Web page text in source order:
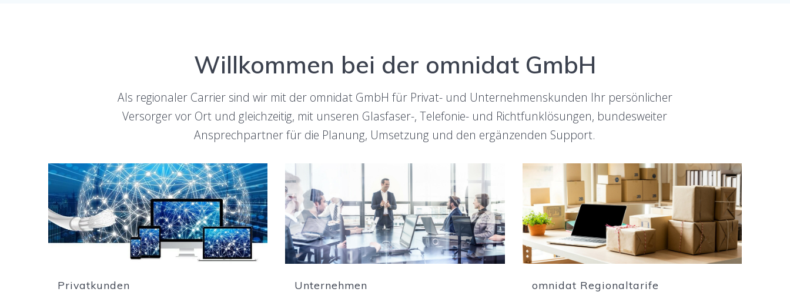
Willkommen bei der omnidat GmbH
Als regionaler Carrier sind wir mit der omnidat GmbH für Privat- und Unternehmenskunden Ihr persönlicher
Versorger vor Ort und gleichzeitig, mit unseren Glasfaser-, Telefonie- und Richtfunklösungen, bundesweiter
Ansprechpartner für die Planung, Umsetzung und den ergänzenden Support.
Privatkunden
Unternehmen
omnidat Regionaltarife